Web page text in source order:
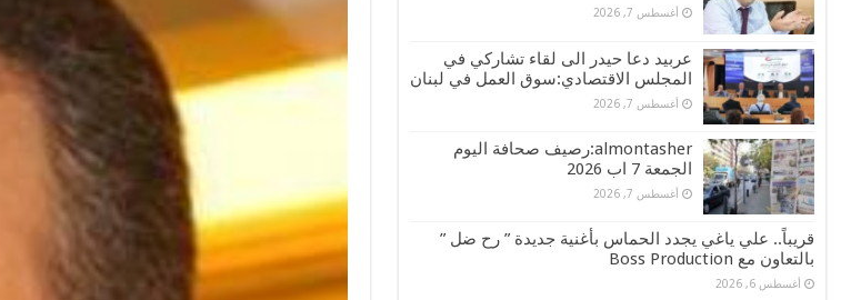
أغسطس 7, 2026
عربيد دعا حيدر الى لقاء تشاركي في
المجلس الاقتصادي:سوق العمل في لبنان
أغسطس 7, 2026
almontasher:رصيف صحافة اليوم
الجمعة 7 اب 2026
أغسطس 7, 2026
قريباً.. علي ياغي يجدد الحماس بأغنية جديدة ” رح ضل ”
بالتعاون مع Boss Production
أغسطس 6, 2026